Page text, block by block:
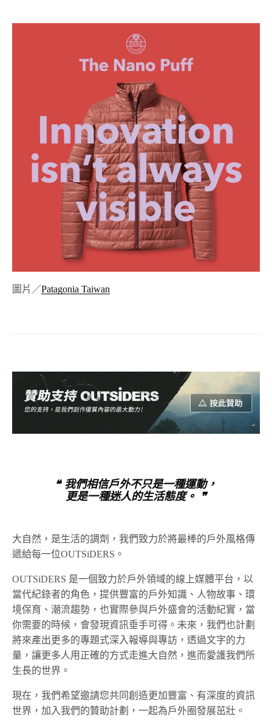
圖片／Patagonia Taiwan
❝ 我們相信戶外不只是一種運動，
更是一種迷人的生活態度。 ❞
大自然，是生活的調劑，我們致力於將最棒的戶外風格傳
遞給每一位OUTSiDERS。
OUTSiDERS 是一個致力於戶外領域的線上媒體平台，以
當代紀錄者的角色，提供豐富的戶外知識、人物故事、環
境保育、潮流趨勢，也實際參與戶外盛會的活動紀實，當
你需要的時候，會發現資訊垂手可得。未來，我們也計劃
將來產出更多的專題式深入報導與專訪，透過文字的力
量，讓更多人用正確的方式走進大自然，進而愛護我們所
生長的世界。
現在，我們希望邀請您共同創造更加豐富、有深度的資訊
世界，加入我們的贊助計劃，一起為戶外圈發展茁壯。